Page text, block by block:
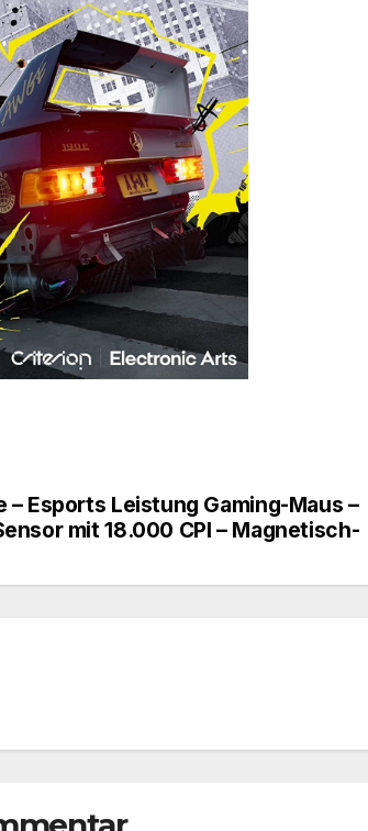
– Esports Leistung Gaming-Maus –
mit 18.000 CPI – Magnetisch-